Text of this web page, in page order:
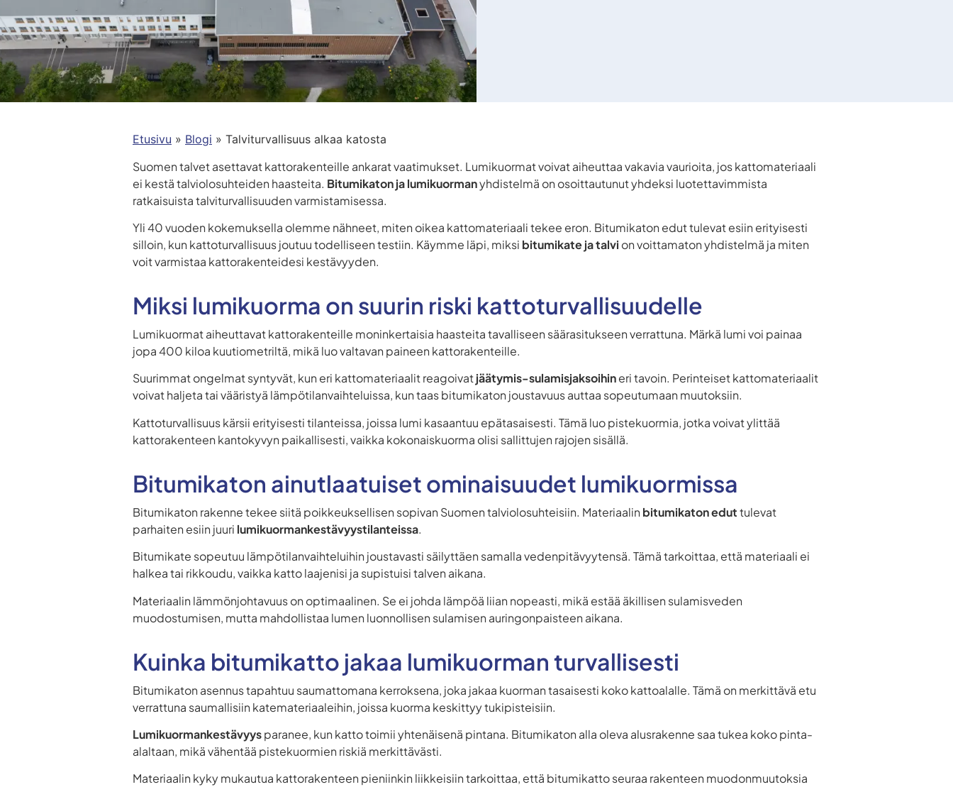
Etusivu » Blogi » Talviturvallisuus alkaa katosta
Suomen talvet asettavat kattorakenteille ankarat vaatimukset. Lumikuormat voivat aiheuttaa vakavia vaurioita, jos kattomateriaali
ei kestä talviolosuhteiden haasteita. Bitumikaton ja lumikuormanyhdistelmä on osoittautunut yhdeksi luotettavimmista
ratkaisuista talviturvallisuuden varmistamisessa.
Yli 40 vuoden kokemuksella olemme nähneet, miten oikea kattomateriaali tekee eron. Bitumikaton edut tulevat esiin erityisesti
silloin, kun kattoturvallisuus joutuu todelliseen testiin. Käymme läpi, miksi bitumikate ja talvi on voittamaton yhdistelmä ja miten
voit varmistaa kattorakenteidesi kestävyyden.
Miksi lumikuorma on suurin riski kattoturvallisuudelle
Lumikuormat aiheuttavat kattorakenteille moninkertaisia haasteita tavalliseen säärasitukseen verrattuna. Märkä lumi voi painaa
jopa 400 kiloa kuutiometriltä, mikä luo valtavan paineen kattorakenteille.
Suurimmat ongelmat syntyvät, kun eri kattomateriaalit reagoivatjäätymis-sulamisjaksoihineri tavoin. Perinteiset kattomateriaalit
voivat haljeta tai vääristyä lämpötilanvaihteluissa, kun taas bitumikaton joustavuus auttaa sopeutumaan muutoksiin.
Kattoturvallisuus kärsii erityisesti tilanteissa, joissa lumi kasaantuu epätasaisesti. Tämä luo pistekuormia, jotka voivat ylittää
kattorakenteen kantokyvyn paikallisesti, vaikka kokonaiskuorma olisi sallittujen rajojen sisällä.
Bitumikaton ainutlaatuiset ominaisuudet lumikuormissa
Bitumikaton rakenne tekee siitä poikkeuksellisen sopivan Suomen talviolosuhteisiin. Materiaalin bitumikaton eduttulevat
parhaiten esiin juuri lumikuormankestävyystilanteissa.
Bitumikate sopeutuu lämpötilanvaihteluihin joustavasti säilyttäen samalla vedenpitävyytensä. Tämä tarkoittaa, että materiaali ei
halkea tai rikkoudu, vaikka katto laajenisi ja supistuisi talven aikana.
Materiaalin lämmönjohtavuus on optimaalinen. Se ei johda lämpöä liian nopeasti, mikä estää äkillisen sulamisveden
muodostumisen, mutta mahdollistaa lumen luonnollisen sulamisen auringonpaisteen aikana.
Kuinka bitumikatto jakaa lumikuorman turvallisesti
Bitumikaton asennus tapahtuu saumattomana kerroksena, joka jakaa kuorman tasaisesti koko kattoalalle. Tämä on merkittävä etu
verrattuna saumallisiin katemateriaaleihin, joissa kuorma keskittyy tukipisteisiin.
Lumikuormankestävyysparanee, kun katto toimii yhtenäisenä pintana. Bitumikaton alla oleva alusrakenne saa tukea koko pinta-
alaltaan, mikä vähentää pistekuormien riskiä merkittävästi.
Materiaalin kyky mukautua kattorakenteen pieniinkin liikkeisiin tarkoittaa, että bitumikatto seuraa rakenteen muodonmuutoksia